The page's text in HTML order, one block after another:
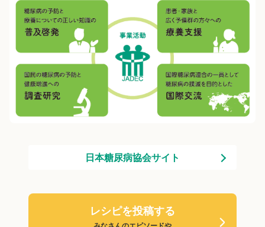
日本糖尿病協会サイト
レシピを投稿する